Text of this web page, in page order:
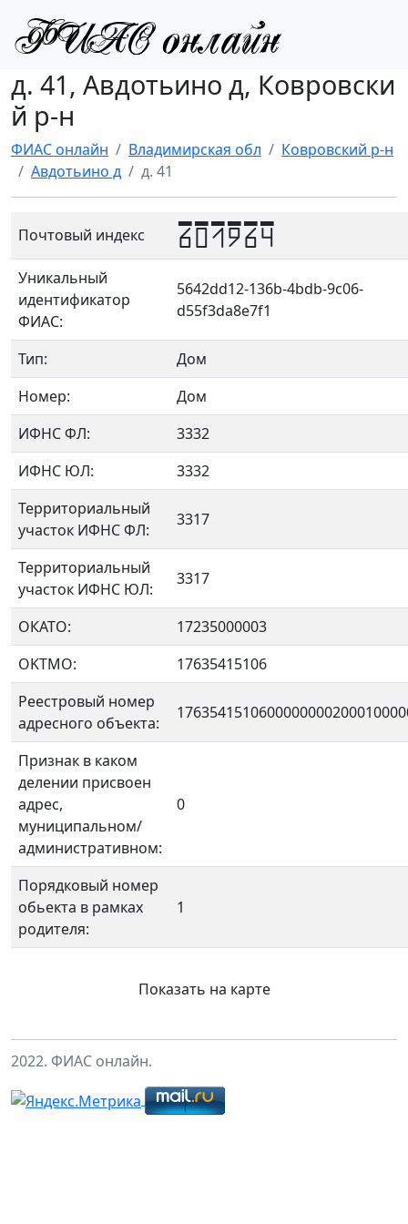
д. 41, Авдотьино д, Ковровски
й р-н
ФИАС онлайн Владимирская обл
Ковровский р-н
Авдотьино д
д. 41
Почтовый индекс 601964
Уникальный
идентификатор
ФИАС:
5642dd12-136b-4bdb-9c06-
d55f3da8e7f1
Тип:
Дом
Номер:
Дом
ИФНС ФЛ:
3332
ИФНС ЮЛ:
3332
Территориальный
участок ИФНС ФЛ:
3317
Территориальный
участок ИФНС ЮЛ:
3317
ОКАТО:
17235000003
OKTMO:
17635415106
Реестровый номер
адресного объекта:
Признак в каком
делении присвоен
адрес,
муниципальном/
административном:
0
Порядковый номер
обьекта в рамках
родителя:
1
Показать на карте
2022. ФИАС онлайн.